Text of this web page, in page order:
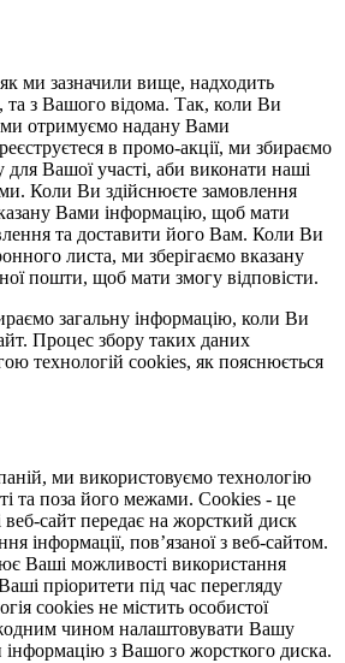
ми зазначили вище, надходить
та з Вашого відома. Так, коли Ви
ми отримуємо надану Вами
в промо-акції, ми збираємо
для Вашої участі, аби виконати наші
Коли Ви здійснюєте замовлення
Вами інформацію, щоб мати
та доставити його Вам. Коли Ви
листа, ми зберігаємо вказану
пошти, щоб мати змогу відповісти.
загальну інформацію, коли Ви
Процес збору таких даних
технологій cookies, як пояснюється
ми використовуємо технологію
та поза його межами. Cookies - це
веб-сайт передає на жорсткий диск
інформації, пов’язаної з веб-сайтом.
Ваші можливості використання
пріоритети під час перегляду
cookies не містить особистої
чином налаштовувати Вашу
інформацію з Вашого жорсткого диска.